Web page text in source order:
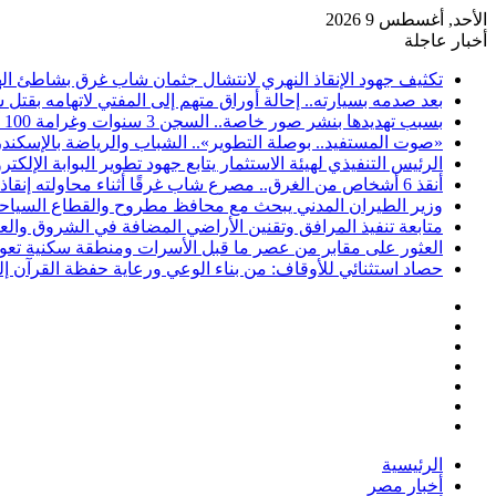
الأحد, أغسطس 9 2026
أخبار عاجلة
تكثيف جهود الإنقاذ النهري لانتشال جثمان شاب غرق بشاطئ
بعد صدمه بسيارته.. إحالة أوراق متهم إلى المفتي لاتهامه
بسبب تهديدها بنشر صور خاصة.. السجن 3 سنوات وغرامة 100 ألف جنيه لمتهم بالإسكندرية
«صوت المستفيد.. بوصلة التطوير».. الشباب والرياضة
الرئيس التنفيذي لهيئة الاستثمار يتابع جهود تطوير البوابة
أنقذ 6 أشخاص من الغرق.. مصرع شاب غرقًا أثناء محاولته إنقاذهم بشاطئ البيطاش في الإسكندرية
وزير الطيران المدني يبحث مع محافظ مطروح والقطاع
متابعة تنفيذ المرافق وتقنين الأراضي المضافة في الشروق
العثور على مقابر من عصر ما قبل الأسرات ومنطقة سكنية
حصاد استثنائي للأوقاف: من بناء الوعي ورعاية حفظة القرآن
جانبي
الرئيسية
أخبار مصر